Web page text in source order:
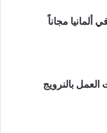
ألمانيا مجاناً
العمل بالنرويج